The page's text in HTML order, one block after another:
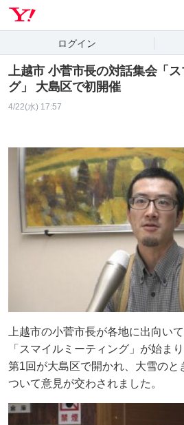
ログイン
上越市 小菅市長の対話集会「
グ」 大島区で初開催
4/22(水) 17:57
上越市の小菅市長が各地に出向い
「スマイルミーティング」が始ま
第1回が大島区で開かれ、大雪のと
ついて意見が交わされました。